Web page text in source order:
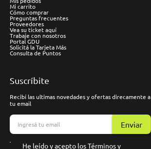
Mi carrito
Cómo comprar
Preguntas frecuentes
Proveedores
Vea su ticket aquí
Trabaje con nosotros
Portal GDU
Solicitá la Tarjeta Más
Consulta de Puntos
Suscríbite
Recibí las ultimas novedades y ofertas direcamente a
tu email
Enviar
He leído y acepto losTérminos y